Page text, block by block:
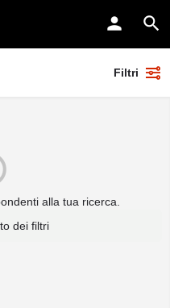
Filtri
alla tua ricerca.
dei filtri